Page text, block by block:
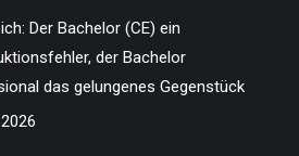
new
window
new
window
new
window
Der Bachelor (CE) ein
der Bachelor
das gelungenes Gegenstück